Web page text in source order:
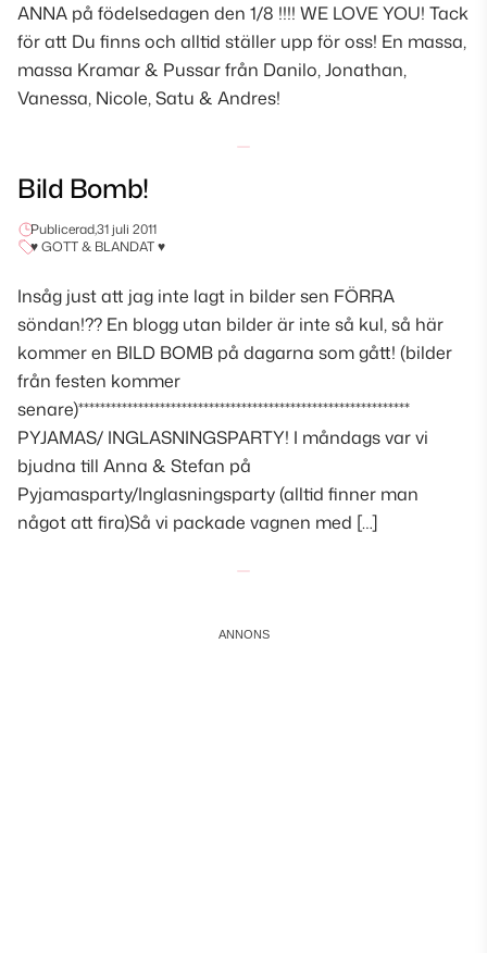
ANNA på födelsedagen den 1/8 !!!! WE LOVE YOU! Tack
för att Du finns och alltid ställer upp för oss! En massa,
massa Kramar & Pussar från Danilo, Jonathan,
Vanessa, Nicole, Satu & Andres!
Bild Bomb!
Publicerad,31 juli 2011
♥ GOTT & BLANDAT ♥
Insåg just att jag inte lagt in bilder sen FÖRRA
söndan!?? En blogg utan bilder är inte så kul, så här
kommer en BILD BOMB på dagarna som gått! (bilder
från festen kommer
senare)*************************************************************
PYJAMAS/ INGLASNINGSPARTY! I måndags var vi
bjudna till Anna & Stefan på
Pyjamasparty/Inglasningsparty (alltid finner man
något att fira)Så vi packade vagnen med […]